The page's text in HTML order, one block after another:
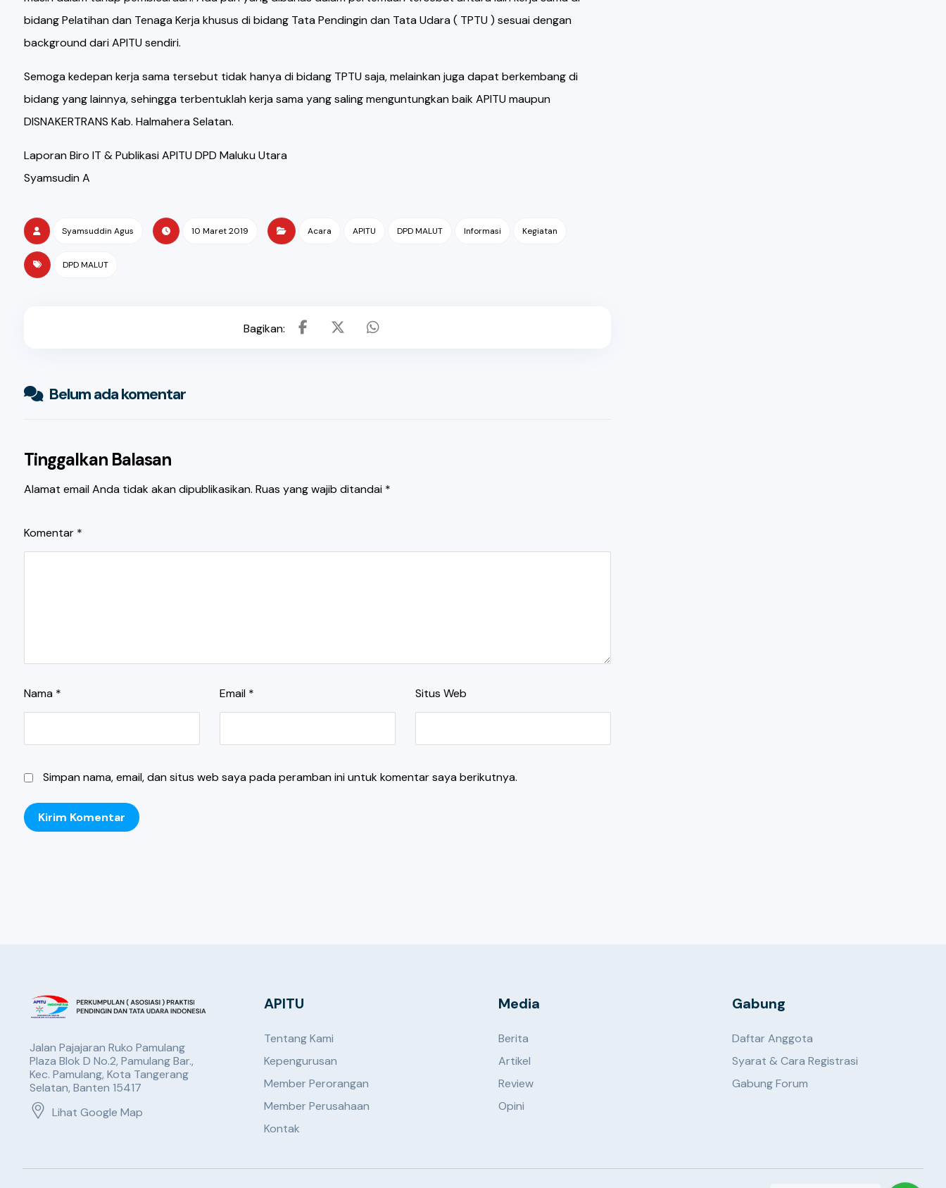
bidang Pelatihan dan Tenaga Kerja khusus di bidang Tata Pendingin dan Tata Udara ( TPTU ) sesuai dengan
background dari APITU sendiri.
Semoga kedepan kerja sama tersebut tidak hanya di bidang TPTU saja, melainkan juga dapat berkembang di
bidang yang lainnya, sehingga terbentuklah kerja sama yang saling menguntungkan baik APITU maupun
DISNAKERTRANS Kab. Halmahera Selatan.
Laporan Biro IT & Publikasi APITU DPD Maluku Utara
Syamsudin A
Syamsuddin Agus 10 Maret 2019 Acara APITU DPD MALUT Informasi Kegiatan
DPD MALUT
Belum ada komentar
Tinggalkan Balasan
Alamat email Anda tidak akan dipublikasikan. Ruas yang wajib ditandai *
Komentar *
Nama * Email * Situs Web
Simpan nama, email, dan situs web saya pada peramban ini untuk komentar saya berikutnya.
Kirim Komentar
Jalan Pajajaran Ruko Pamulang
Plaza Blok D No.2, Pamulang Bar.,
Kec. Pamulang, Kota Tangerang
Selatan, Banten 15417
Lihat Google Map
APITU
Tentang Kami
Kepengurusan
Member Perorangan
Member Perusahaan
Kontak
Media
Berita
Artikel
Review
Opini
Gabung
Daftar Anggota
Syarat & Cara Registrasi
Gabung Forum